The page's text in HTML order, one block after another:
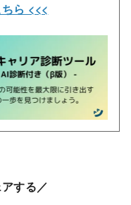
ら <<<
する／